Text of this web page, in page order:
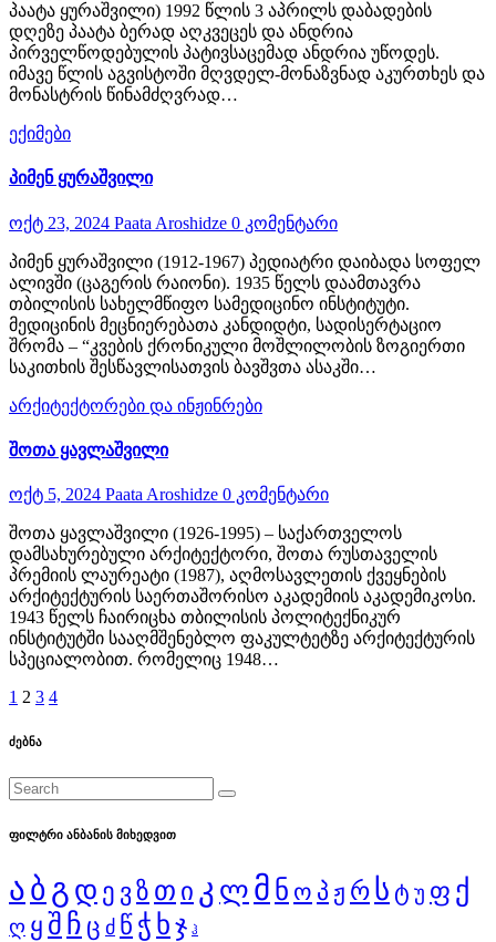
პაატა ყურაშვილი) 1992 წლის 3 აპრილს დაბადების
დღეზე პაატა ბერად აღკვეცეს და ანდრია
პირველწოდებულის პატივსაცემად ანდრია უწოდეს.
იმავე წლის აგვისტოში მღვდელ-მონაზვნად აკურთხეს და
მონასტრის წინამძღვრად…
ექიმები
პიმენ ყურაშვილი
ოქტ 23, 2024 Paata Aroshidze 0 კომენტარი
პიმენ ყურაშვილი (1912-1967) პედიატრი დაიბადა სოფელ
ალივში (ცაგერის რაიონი). 1935 წელს დაამთავრა
თბილისის სახელმწიფო სამედიცინო ინსტიტუტი.
მედიცინის მეცნიერებათა კანდიდტი, სადისერტაციო
შრომა – “კვების ქრონიკული მოშლილობის ზოგიერთი
საკითხის შესწავლისათვის ბავშვთა ასაკში…
არქიტექტორები და ინჟინრები
შოთა ყავლაშვილი
ოქტ 5, 2024 Paata Aroshidze 0 კომენტარი
შოთა ყავლაშვილი (1926-1995) – საქართველოს
დამსახურებული არქიტექტორი, შოთა რუსთაველის
პრემიის ლაურეატი (1987), აღმოსავლეთის ქვეყნების
არქიტექტურის საერთაშორისო აკადემიის აკადემიკოსი.
1943 წელს ჩაირიცხა თბილისის პოლიტექნიკურ
ინსტიტუტში სააღმშენებლო ფაკულტეტზე არქიტექტურის
სპეციალობით. რომელიც 1948…
ჩანაწერების
გვერდებათ
1 2 3 4
ძებნა
ფილტრი ანბანის მიხედვით
აბგ დ ე ვ ზ თ ი კ ლ მ ნ ო პ ჟ რს ტ უ ფ ქ
ღ ყ შ ჩ ც ძ წჭ ხჯ ჰ